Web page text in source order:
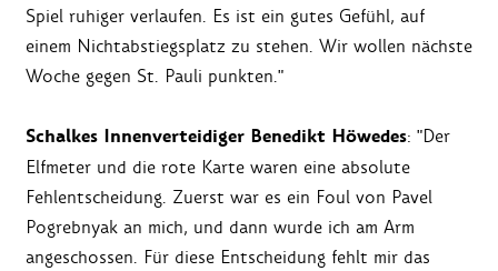
Spiel ruhiger verlaufen. Es ist ein gutes Gefühl, auf
einem Nichtabstiegsplatz zu stehen. Wir wollen nächste
Woche gegen St. Pauli punkten."
Schalkes Innenverteidiger Benedikt Höwedes: "Der
Elfmeter und die rote Karte waren eine absolute
Fehlentscheidung. Zuerst war es ein Foul von Pavel
Pogrebnyak an mich, und dann wurde ich am Arm
angeschossen. Für diese Entscheidung fehlt mir das